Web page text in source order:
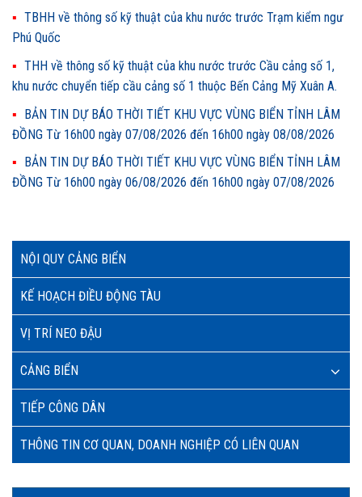
NỘI QUY CẢNG BIỂN
KẾ HOẠCH ĐIỀU ĐỘNG TÀU
VỊ TRÍ NEO ĐẬU
CẢNG BIỂN
TIẾP CÔNG DÂN
THÔNG TIN CƠ QUAN, DOANH NGHIỆP CÓ LIÊN QUAN
TBHH về thông số kỹ thuật của khu nước trước Trạm kiểm ngư
Phú Quốc
THH về thông số kỹ thuật của khu nước trước Cầu cảng số 1,
khu nước chuyển tiếp cầu cảng số 1 thuộc Bến Cảng Mỹ Xuân A.
BẢN TIN DỰ BÁO THỜI TIẾT KHU VỰC VÙNG BIỂN TỈNH LÂM
ĐỒNG Từ 16h00 ngày 07/08/2026 đến 16h00 ngày 08/08/2026
BẢN TIN DỰ BÁO THỜI TIẾT KHU VỰC VÙNG BIỂN TỈNH LÂM
ĐỒNG Từ 16h00 ngày 06/08/2026 đến 16h00 ngày 07/08/2026